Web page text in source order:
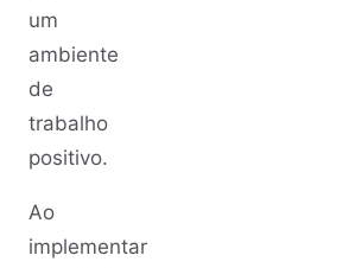
um
ambiente
de
trabalho
positivo.
Ao
implementar